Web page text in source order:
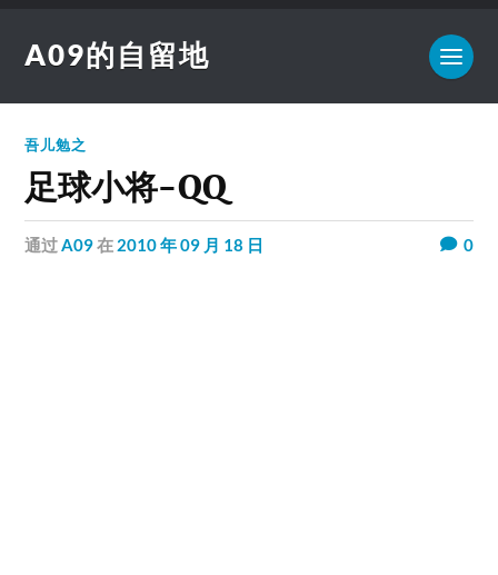
A09的自留地
吾儿勉之
足球小将-QQ
通过A09在 2010 年 09 月 18 日 0